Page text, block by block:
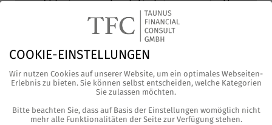
/Universalschlichtungsstell
Wir sind nicht bereit oder ver­pflich­tet, an
Streit­bei­le­gungs­ver­fah­ren vor einer Ver­
brau­cher­schlich­tungs­stel­le teilzunehmen.
Haftung für Inhalte
Als Diens­te­an­bie­ter sind wir gemäß § 7 Abs.1
COOKIE-EINSTELLUNGEN
Wir nutzen Cookies auf unserer Website, um ein optimales Webseiten-
Erlebnis zu bieten. Sie können selbst entscheiden, welche Kategorien
Sie zulassen möchten.
Bitte beachten Sie, dass auf Basis der Einstellungen womöglich nicht
mehr alle Funktionalitäten der Seite zur Verfügung stehen.